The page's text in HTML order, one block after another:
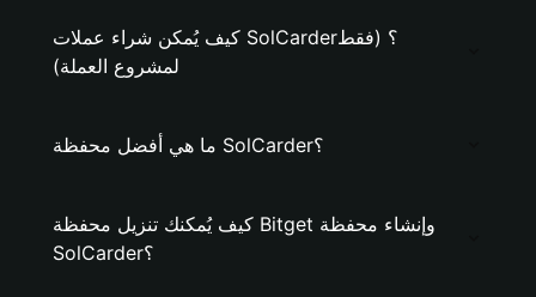
كيف يُمكن شراء عملات SolCarder؟ (فقط
لمشروع العملة)
ما هي أفضل محفظة SolCarder؟
كيف يُمكنك تنزيل محفظة Bitget وإنشاء محفظة
SolCarder؟